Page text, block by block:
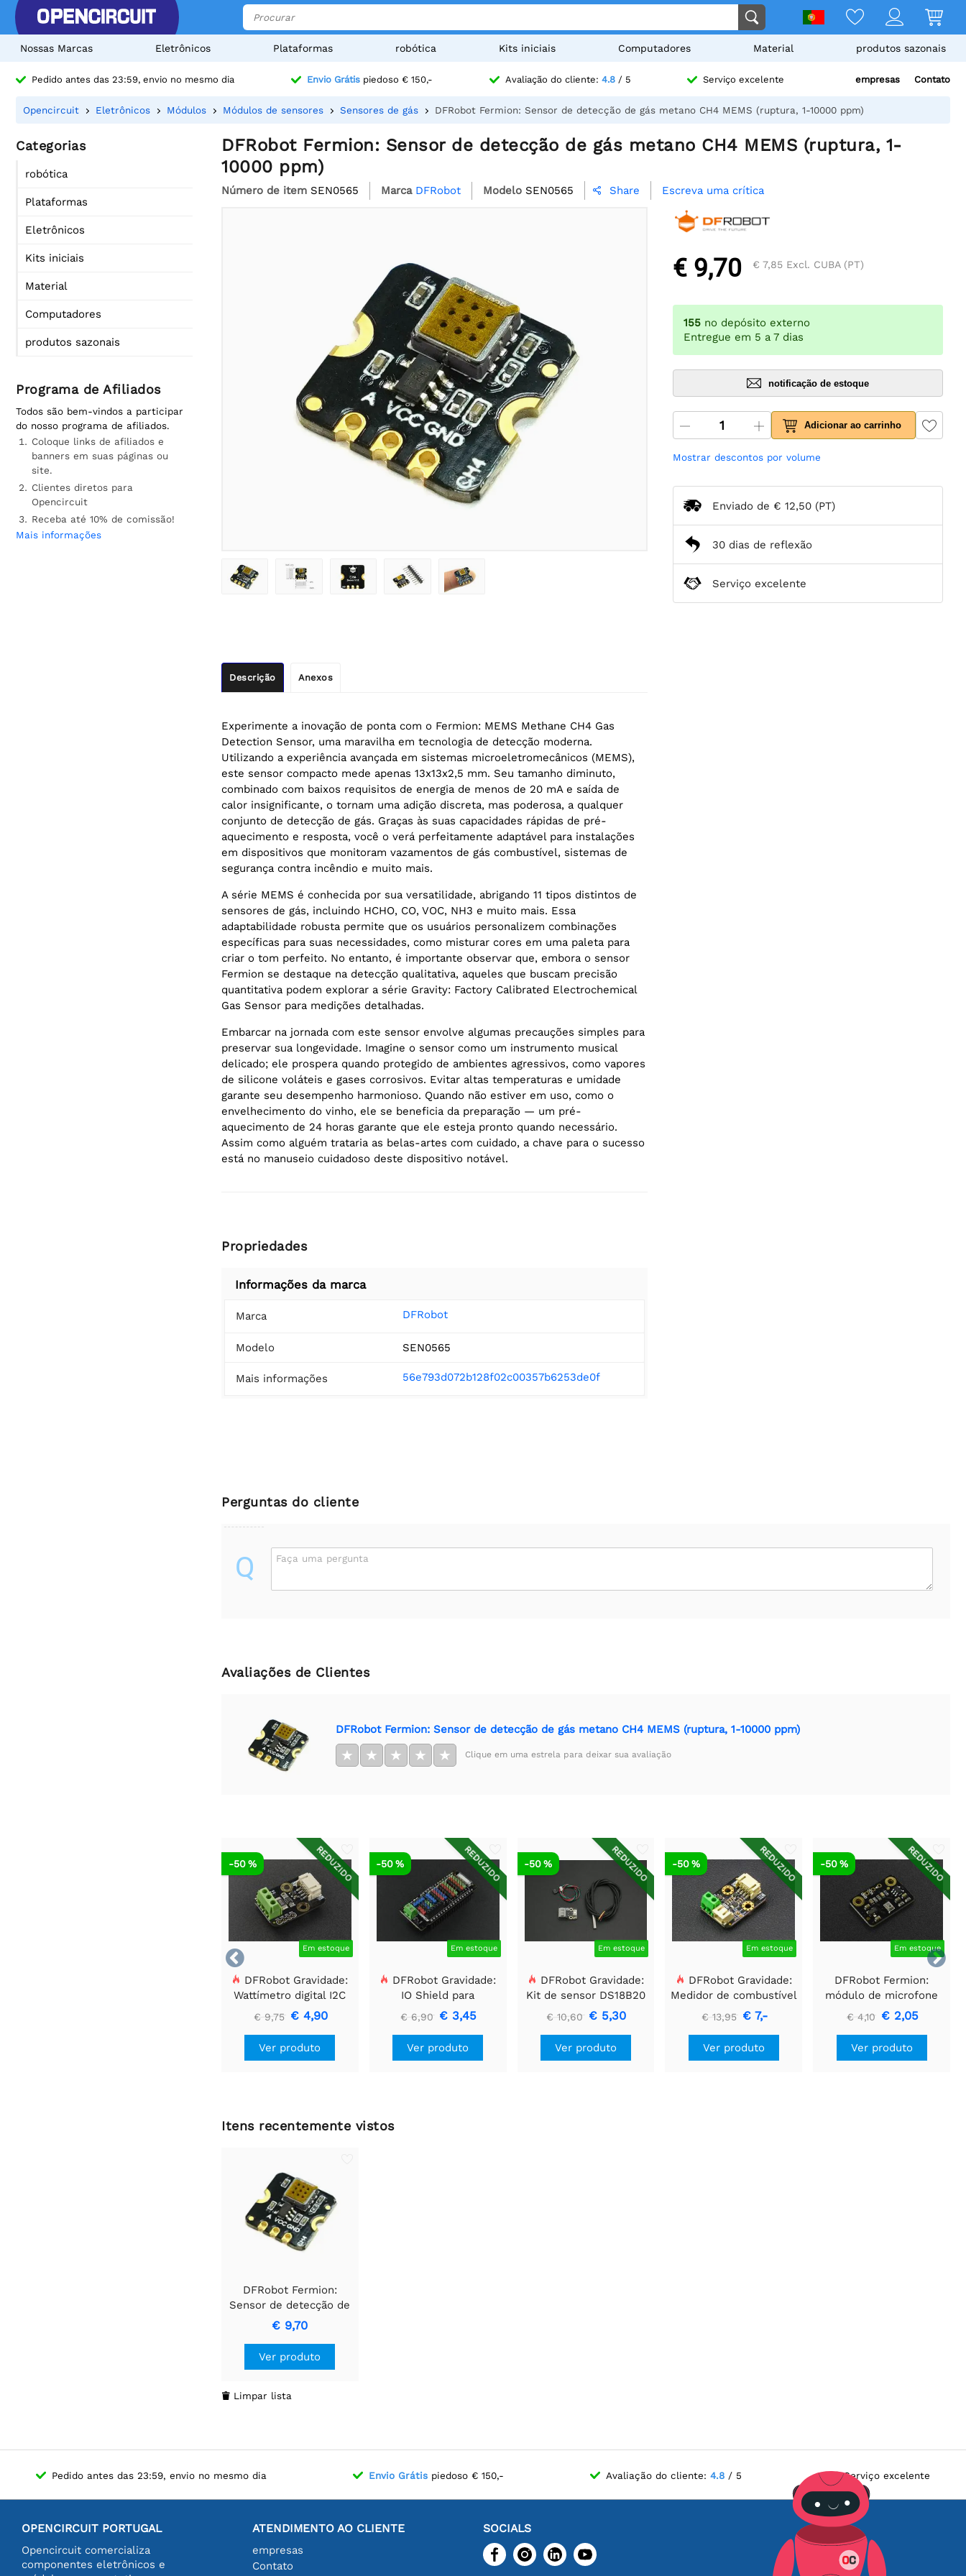
Nossas Marcas Eletrônicos Plataformas robótica Kits iniciais Computadores Material produtos sazonais
Pedido antes das 23:59, envio no mesmo dia Envio Grátispiedoso € 150,- Avaliação do cliente: 4.8/ 5 Serviço excelente empresas Contato
Opencircuit Eletrônicos Módulos Módulos de sensores Sensores de gás DFRobot Fermion: Sensor de detecção de gás metano CH4 MEMS (ruptura, 1-10000 ppm)
Categorias
robótica
Plataformas
Eletrônicos
Kits iniciais
Material
Computadores
produtos sazonais
Programa de Afiliados
Todos são bem-vindos a participar
do nosso programa de afiliados.
Coloque links de afiliados e
banners em suas páginas ou
site.
Clientes diretos para
Opencircuit
Receba até 10% de comissão!
Mais informações
DFRobot Fermion: Sensor de detecção de gás metano CH4 MEMS (ruptura, 1-
10000 ppm)
Número de item SEN0565 Marca DFRobot Modelo SEN0565  Share Escreva uma crítica
Descrição Anexos
Experimente a inovação de ponta com o Fermion: MEMS Methane CH4 Gas
Detection Sensor, uma maravilha em tecnologia de detecção moderna.
Utilizando a experiência avançada em sistemas microeletromecânicos (MEMS),
este sensor compacto mede apenas 13x13x2,5 mm. Seu tamanho diminuto,
combinado com baixos requisitos de energia de menos de 20 mA e saída de
calor insignificante, o tornam uma adição discreta, mas poderosa, a qualquer
conjunto de detecção de gás. Graças às suas capacidades rápidas de pré-
aquecimento e resposta, você o verá perfeitamente adaptável para instalações
em dispositivos que monitoram vazamentos de gás combustível, sistemas de
segurança contra incêndio e muito mais.
A série MEMS é conhecida por sua versatilidade, abrigando 11 tipos distintos de
sensores de gás, incluindo HCHO, CO, VOC, NH3 e muito mais. Essa
adaptabilidade robusta permite que os usuários personalizem combinações
específicas para suas necessidades, como misturar cores em uma paleta para
criar o tom perfeito. No entanto, é importante observar que, embora o sensor
Fermion se destaque na detecção qualitativa, aqueles que buscam precisão
quantitativa podem explorar a série Gravity: Factory Calibrated Electrochemical
Gas Sensor para medições detalhadas.
Embarcar na jornada com este sensor envolve algumas precauções simples para
preservar sua longevidade. Imagine o sensor como um instrumento musical
delicado; ele prospera quando protegido de ambientes agressivos, como vapores
de silicone voláteis e gases corrosivos. Evitar altas temperaturas e umidade
garante seu desempenho harmonioso. Quando não estiver em uso, como o
envelhecimento do vinho, ele se beneficia da preparação — um pré-
aquecimento de 24 horas garante que ele esteja pronto quando necessário.
Assim como alguém trataria as belas-artes com cuidado, a chave para o sucesso
está no manuseio cuidadoso deste dispositivo notável.
Propriedades
Informações da marca
Marca DFRobot
Modelo SEN0565
Mais informações 56e793d072b128f02c00357b6253de0f
€ 9,70 € 7,85 Excl. CUBA (PT)
155 no depósito externo
Entregue em 5 a 7 dias
notificação de estoque
Adicionar ao carrinho
Mostrar descontos por volume
Enviado de € 12,50 (PT)
30 dias de reflexão
Serviço excelente
Perguntas do cliente
Q Faça uma pergunta
Avaliações de Clientes
DFRobot Fermion: Sensor de detecção de gás metano CH4 MEMS (ruptura, 1-10000 ppm)
★ ★ ★ ★ ★ Clique em uma estrela para deixar sua avaliação


REDUZIDO
Em estoque
-50 %
DFRobot Gravidade:
Wattímetro digital I2C
€ 9,75 € 4,90
Ver produto
REDUZIDO
Em estoque
-50 %
DFRobot Gravidade:
IO Shield para
FireBeetle 2 (ESP32-
€ 6,90 € 3,45
Ver produto
REDUZIDO
Em estoque
-50 %
DFRobot Gravidade:
Kit de sensor DS18B20
à prova d'água
€ 10,60 € 5,30
Ver produto
REDUZIDO
Em estoque
-50 %
DFRobot Gravidade:
Medidor de combustível
da bateria de lítio I2C
3,7V
€ 13,95 € 7,-
Ver produto
REDUZIDO
Em estoque
-50 %
DFRobot Fermion:
módulo de microfone
MEMS
€ 4,10 € 2,05
Ver produto
Itens recentemente vistos
DFRobot Fermion:
Sensor de detecção de
gás metano CH4 MEMS
(ruptura, 1-10000 ppm)
€ 9,70
Ver produto
 Limpar lista
Pedido antes das 23:59, envio no mesmo dia Envio Grátis piedoso € 150,- Avaliação do cliente: 4.8 / 5 Serviço excelente
OPENCIRCUIT PORTUGAL
Opencircuit comercializa
componentes eletrônicos e
ATENDIMENTO AO CLIENTE
empresas
Contato
SOCIALS